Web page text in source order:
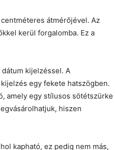
átmérőjével. Az
kerül forgalomba. Ez a
kijelzéssel. A
egy fekete hatszögben.
amely egy stílusos sötétszürke
hiszen
kapható, ez pedig nem más,